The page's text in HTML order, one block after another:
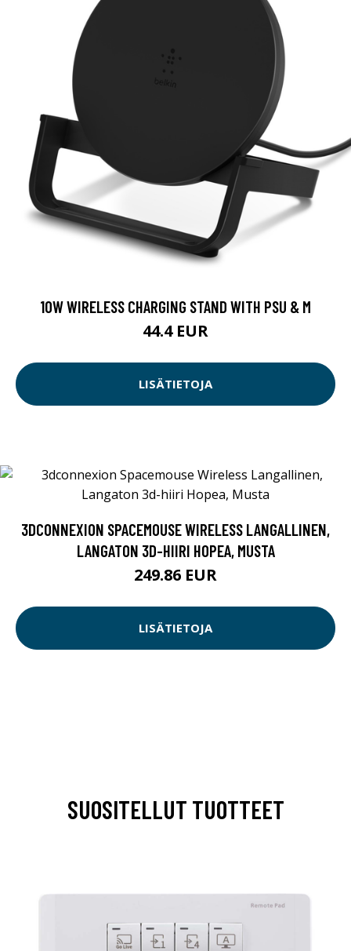
10W WIRELESS CHARGING STAND WITH PSU & M
44.4 EUR
LISÄTIETOJA
3DCONNEXION SPACEMOUSE WIRELESS LANGALLINEN,
LANGATON 3D-HIIRI HOPEA, MUSTA
249.86 EUR
LISÄTIETOJA
SUOSITELLUT TUOTTEET